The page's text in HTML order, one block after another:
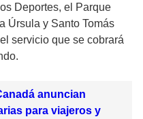
Deportes, el Parque
Úrsula y Santo Tomás
servicio que se cobrará
anuncian
para viajeros y